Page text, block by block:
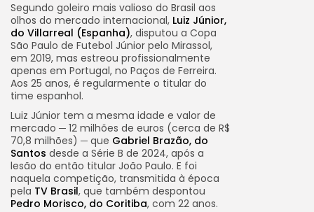
Segundo goleiro mais valioso do Brasil aos
olhos do mercado internacional, Luiz Júnior,
do Villarreal (Espanha), disputou a Copa
São Paulo de Futebol Júnior pelo Mirassol,
em 2019, mas estreou profissionalmente
apenas em Portugal, no Paços de Ferreira.
Aos 25 anos, é regularmente o titular do
time espanhol.
Luiz Júnior tem a mesma idade e valor de
mercado ─ 12 milhões de euros (cerca de R$
70,8 milhões) ─ que Gabriel Brazão, do
Santos desde a Série B de 2024, após a
lesão do então titular João Paulo. E foi
naquela competição, transmitida à época
pela TV Brasil, que também despontou
Pedro Morisco, do Coritiba, com 22 anos.